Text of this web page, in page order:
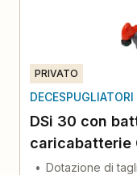
PRIVATO
DSi 30 con
caricabatterie
Dotazione di